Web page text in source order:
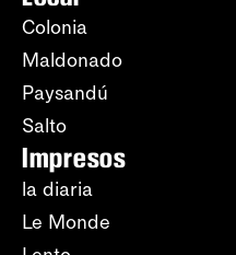
Colonia
Maldonado
Paysandú
Salto
Impresos
la diaria
Le Monde